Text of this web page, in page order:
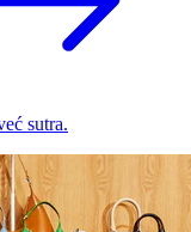
sutra.